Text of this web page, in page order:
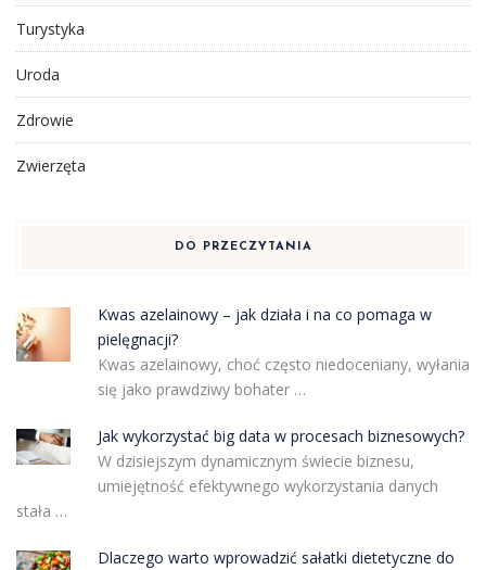
Turystyka
Uroda
Zdrowie
Zwierzęta
DO PRZECZYTANIA
Kwas azelainowy – jak działa i na co pomaga w
pielęgnacji?
Kwas azelainowy, choć często niedoceniany, wyłania
się jako prawdziwy bohater …
Jak wykorzystać big data w procesach biznesowych?
W dzisiejszym dynamicznym świecie biznesu,
umiejętność efektywnego wykorzystania danych
stała …
Dlaczego warto wprowadzić sałatki dietetyczne do